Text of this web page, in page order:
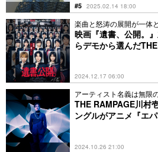
#5 2025.02.14 18:00
楽曲と怒涛の展開が一体
映画『遺書、公開。
らデモから選んだ
2024.12.17 06:00
アーティスト名義は無限
THE RAMPAGE川村
ングルがアニメ『エ
2024.10.26 21:00